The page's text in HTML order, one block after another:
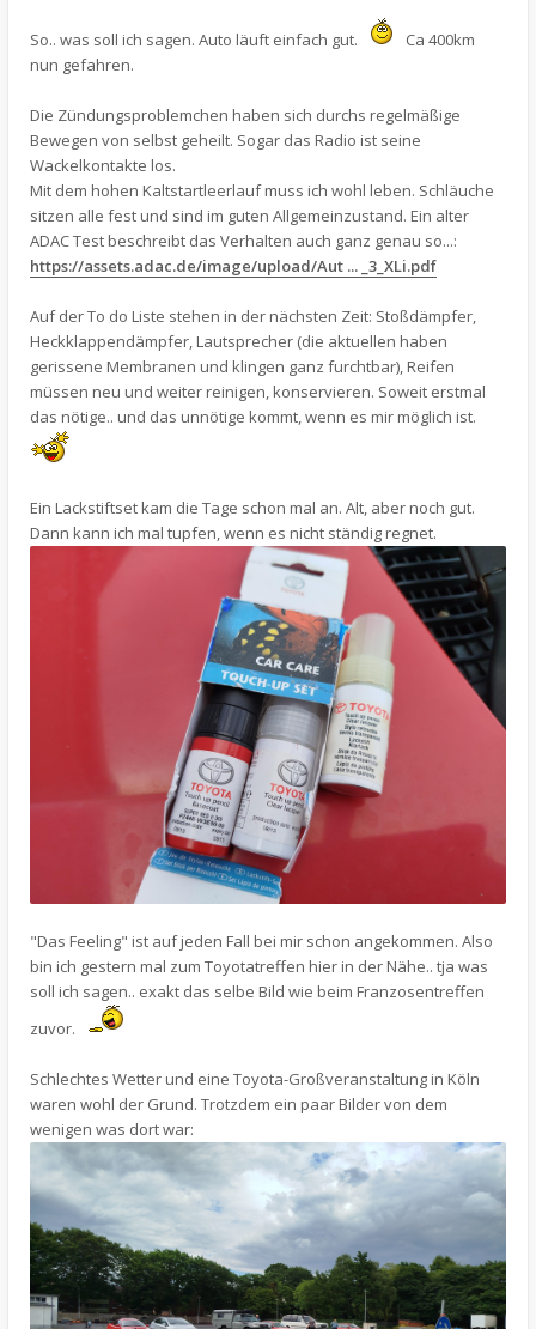
So.. was soll ich sagen. Auto läuft einfach gut.
Ca 400km
nun gefahren.
Die Zündungsproblemchen haben sich durchs regelmäßige
Bewegen von selbst geheilt. Sogar das Radio ist seine
Wackelkontakte los.
Mit dem hohen Kaltstartleerlauf muss ich wohl leben. Schläuche
sitzen alle fest und sind im guten Allgemeinzustand. Ein alter
ADAC Test beschreibt das Verhalten auch ganz genau so...:
https://assets.adac.de/image/upload/Aut ... _3_XLi.pdf
Auf der To do Liste stehen in der nächsten Zeit: Stoßdämpfer,
Heckklappendämpfer, Lautsprecher (die aktuellen haben
gerissene Membranen und klingen ganz furchtbar), Reifen
müssen neu und weiter reinigen, konservieren. Soweit erstmal
das nötige.. und das unnötige kommt, wenn es mir möglich ist.
Ein Lackstiftset kam die Tage schon mal an. Alt, aber noch gut.
Dann kann ich mal tupfen, wenn es nicht ständig regnet.
"Das Feeling" ist auf jeden Fall bei mir schon angekommen. Also
bin ich gestern mal zum Toyotatreffen hier in der Nähe.. tja was
soll ich sagen.. exakt das selbe Bild wie beim Franzosentreffen
zuvor.
Schlechtes Wetter und eine Toyota-Großveranstaltung in Köln
waren wohl der Grund. Trotzdem ein paar Bilder von dem
wenigen was dort war: